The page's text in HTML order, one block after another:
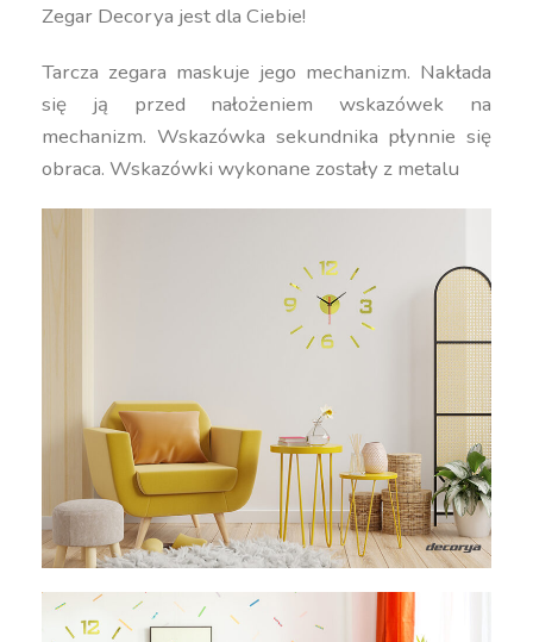
Zegar Decorya jest dla Ciebie!
Tarcza zegara maskuje jego mechanizm. Nakłada
się ją przed nałożeniem wskazówek na
mechanizm. Wskazówka sekundnika płynnie się
obraca. Wskazówki wykonane zostały z metalu